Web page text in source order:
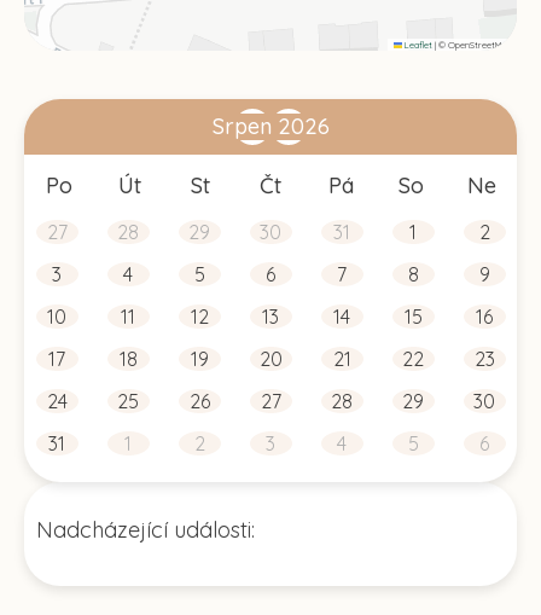
Srpen 2026
Po Út St Čt Pá So Ne
27 28 29 30 31 1
2
3
4 5 6 7 8
9
10
11 12 13 14 15
16
17
18 19 20 21 22
23
24
25 26 27 28 29
30
31
1 2 3 4 5 6
Nadcházející události:
Leaflet | © OpenStreetMap